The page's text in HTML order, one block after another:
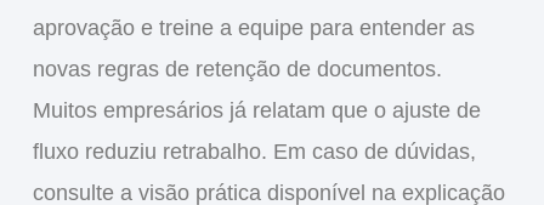
aprovação e treine a equipe para entender as
novas regras de retenção de documentos.
Muitos empresários já relatam que o ajuste de
fluxo reduziu retrabalho. Em caso de dúvidas,
consulte a visão prática disponível na explicação